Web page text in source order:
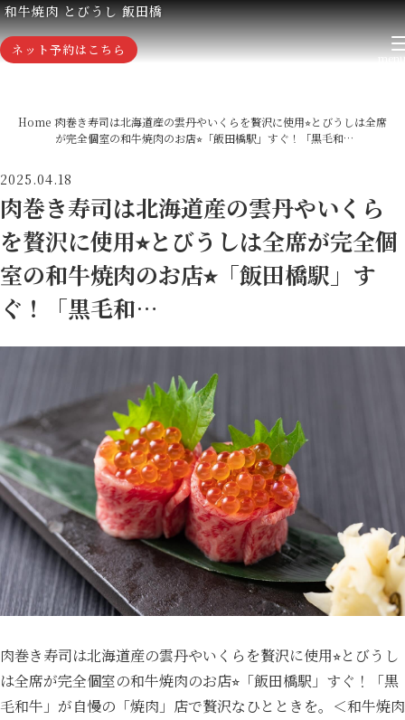
和牛焼肉 とびうし 飯田橋
ネット予約はこちら
Home 肉巻き寿司は北海道産の雲丹やいくらを贅沢に使用⭐︎とびうしは全席
が完全個室の和牛焼肉のお店⭐︎「飯田橋駅」すぐ！「黒毛和…
2025.04.18
肉巻き寿司は北海道産の雲丹やいくら
を贅沢に使用⭐︎とびうしは全席が完全個
室の和牛焼肉のお店⭐︎「飯田橋駅」す
ぐ！「黒毛和…
肉巻き寿司は北海道産の雲丹やいくらを贅沢に使用⭐︎とびうし
は全席が完全個室の和牛焼肉のお店⭐︎「飯田橋駅」すぐ！「黒
毛和牛」が自慢の「焼肉」店で贅沢なひとときを。＜和牛焼肉